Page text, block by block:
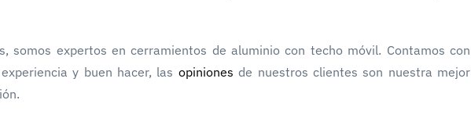
somos expertos en cerramientos de aluminio con techo móvil. Contamos con
y buen hacer, las opiniones de nuestros clientes son nuestra mejor